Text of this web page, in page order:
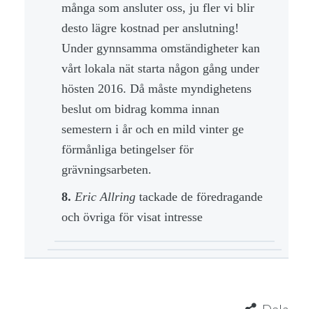
många som ansluter oss, ju fler vi blir
desto lägre kostnad per anslutning!
Under gynnsamma omständigheter kan
vårt lokala nät starta någon gång under
hösten 2016. Då måste myndighetens
beslut om bidrag komma innan
semestern i år och en mild vinter ge
förmånliga betingelser för
grävningsarbeten.
8. Eric Allring tackade de föredragande
och övriga för visat intresse